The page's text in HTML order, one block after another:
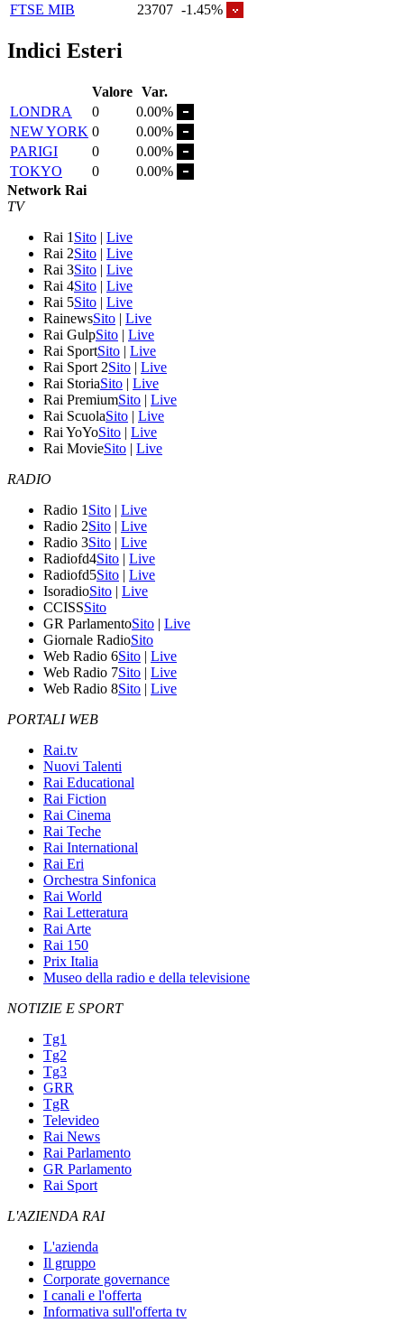
FTSE MIB
23707 -1.45%
Indici Esteri
Valore Var.
LONDRA
0
0.00%
NEW YORK 0
0.00%
PARIGI
0
0.00%
TOKYO
0
0.00%
Network Rai
TV
Rai 1 Sito | Live
Rai 2Sito | Live
Rai 3Sito | Live
Rai 4Sito | Live
Rai 5Sito | Live
RainewsSito | Live
Rai GulpSito | Live
Rai SportSito | Live
Rai Sport 2Sito | Live
Rai StoriaSito | Live
Rai PremiumSito | Live
Rai ScuolaSito | Live
Rai YoYoSito | Live
Rai MovieSito | Live
RADIO
Radio 1 Sito | Live
Radio 2Sito | Live
Radio 3Sito | Live
Radiofd4Sito | Live
Radiofd5Sito | Live
IsoradioSito | Live
CCISSSito
GR ParlamentoSito | Live
Giornale RadioSito
Web Radio 6Sito | Live
Web Radio 7Sito | Live
Web Radio 8Sito | Live
PORTALI WEB
Rai.tv
Nuovi Talenti
Rai Educational
Rai Fiction
Rai Cinema
Rai Teche
Rai International
Rai Eri
Orchestra Sinfonica
Rai World
Rai Letteratura
Rai Arte
Rai 150
Prix Italia
Museo della radio e della televisione
NOTIZIE E SPORT
Tg1
Tg2
Tg3
GRR
TgR
Televideo
Rai News
Rai Parlamento
GR Parlamento
Rai Sport
L'AZIENDA RAI
L'azienda
Il gruppo
Corporate governance
I canali e l'offerta
Informativa sull'offerta tv